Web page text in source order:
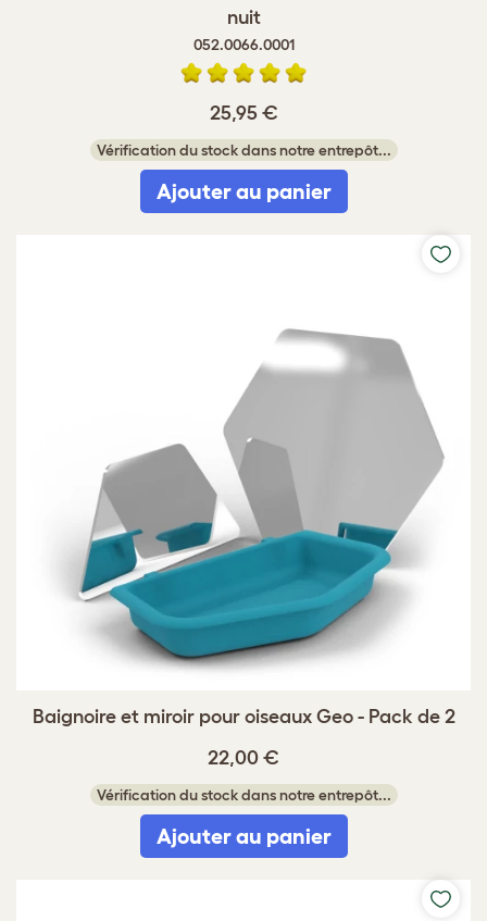
nuit
052.0066.0001
25,95 €
Vérification du stock dans notre entrepôt...
Ajouter au panier
Baignoire et miroir pour oiseaux Geo - Pack de 2
22,00 €
Vérification du stock dans notre entrepôt...
Ajouter au panier